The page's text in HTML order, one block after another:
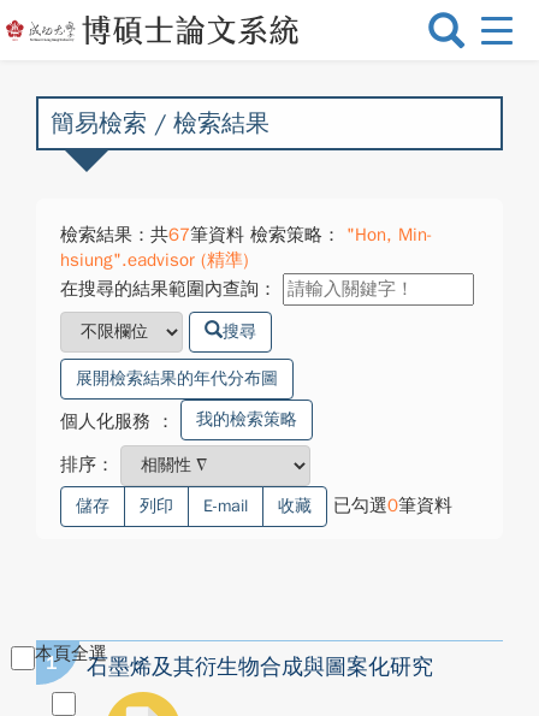
選
換
簡易檢索 / 檢索結果
檢索結果：共67筆資料 檢索策略：
"Hon, Min-
hsiung".eadvisor (精準)
在搜尋的結果範圍內查詢：
搜尋
展開檢索結果的年代分布圖
個人化服務 ： 我的檢索策略
排序：
儲存 列印 E-mail 收藏 已勾選0筆資料
本頁全選
1 石墨烯及其衍生物合成與圖案化研究